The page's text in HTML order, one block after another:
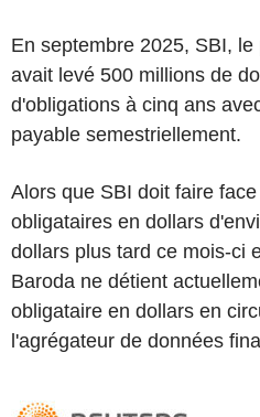
En septembre 2025, SBI,
avait levé 500 millions de
d'obligations à cinq ans
payable semestriellement.
Alors que SBI doit faire
obligataires en dollars
dollars plus tard ce mois-ci
Baroda ne détient
obligataire en dollars en
l'agrégateur de données